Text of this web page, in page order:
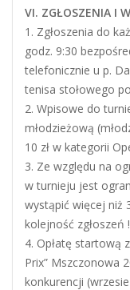
VI. ZGŁOSZENIA I
1. Zgłoszenia do
godz. 9:30
telefonicznie u p.
tenisa stołowego
2. Wpisowe do
młodzieżową
10 zł w kategorii
3. Ze względu na
w turnieju jest
wystąpić więcej niż
kolejność zgłoszeń
4. Opłatę startową
Prix” Mszczonowa
konkurencji